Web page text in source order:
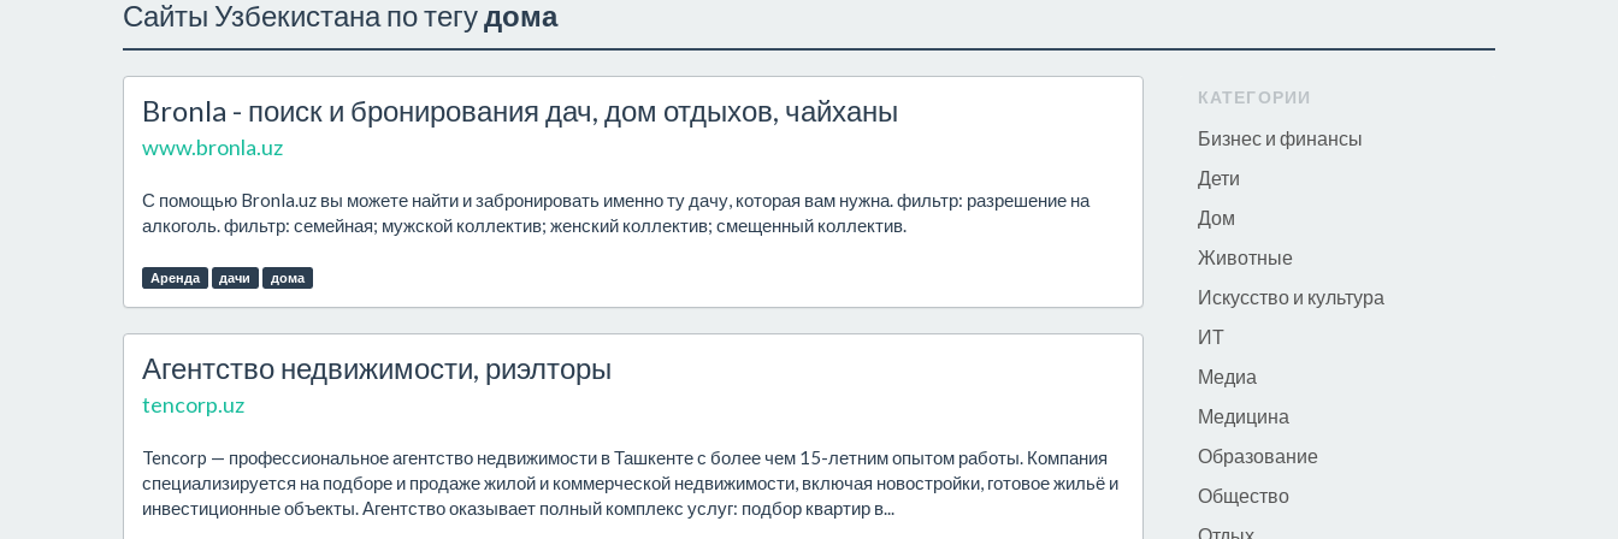
Сайты Узбекистана по тегудома
Bronla - поиск и бронирования дач, дом отдыхов, чайханы
www.bronla.uz
С помощью Bronla.uz вы можете найти и забронировать именно ту дачу, которая вам нужна. фильтр: разрешение на
алкоголь. фильтр: семейная; мужской коллектив; женский коллектив; смещенный коллектив.
Аренда дачи дома
Агентство недвижимости, риэлторы
tencorp.uz
Tencorp — профессиональное агентство недвижимости в Ташкенте с более чем 15-летним опытом работы. Компания
специализируется на подборе и продаже жилой и коммерческой недвижимости, включая новостройки, готовое жильё и
инвестиционные объекты. Агентство оказывает полный комплекс услуг: подбор квартир в...
КАТЕГОРИИ
Бизнес и финансы
Дети
Дом
Животные
Искусство и культура
ИТ
Медиа
Медицина
Образование
Общество